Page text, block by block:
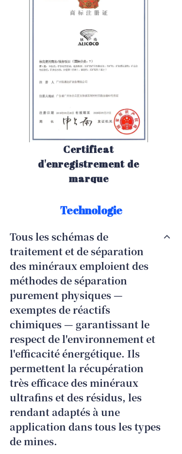
Certificat
d'enregistrement de
marque
Technologie
Tous les schémas de
traitement et de séparation
des minéraux emploient des
méthodes de séparation
purement physiques —
exemptes de réactifs
chimiques — garantissant le
respect de l'environnement et
l'efficacité énergétique. Ils
permettent la récupération
très efficace des minéraux
ultrafins et des résidus, les
rendant adaptés à une
application dans tous les types
de mines.